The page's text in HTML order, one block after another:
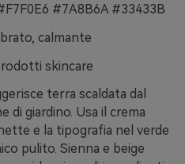
#7A8B6A #33433B
calmante
skincare
terra scaldata dal
di giardino. Usa il crema
e la tipografia nel verde
pulito. Sienna e beige